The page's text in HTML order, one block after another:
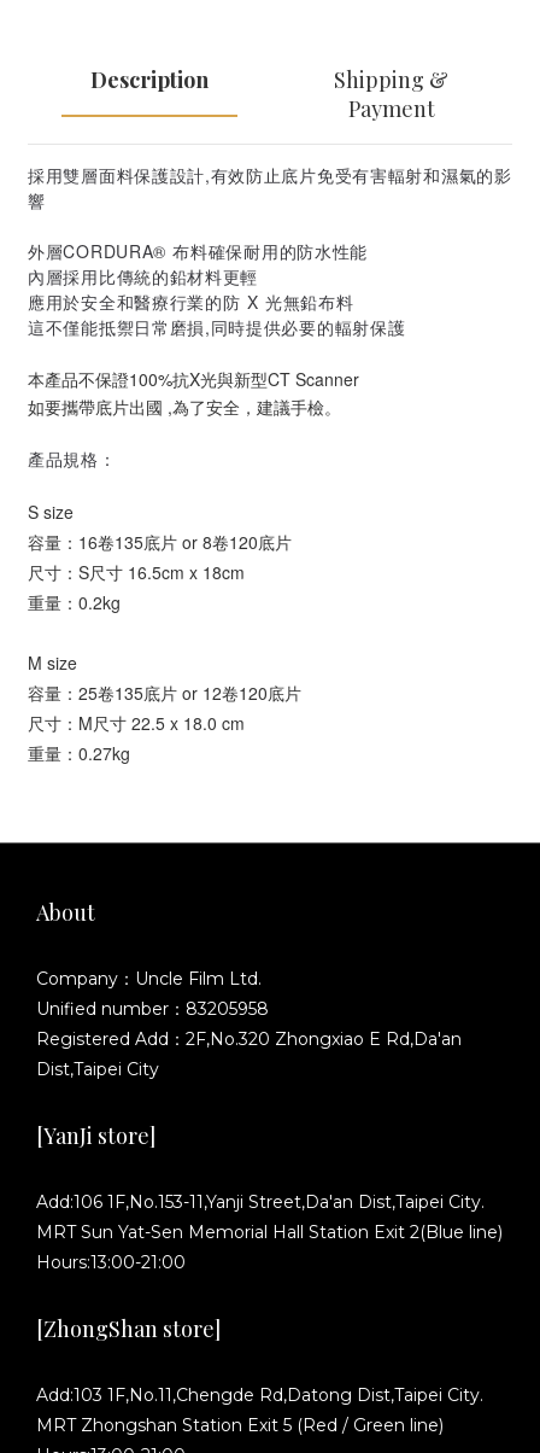
Description
Shipping &
Payment
採用雙層面料保護設計,有效防止底片免受有害輻射和濕氣的影
響
外層CORDURA® 布料確保耐用的防水性能
內層採用比傳統的鉛材料更輕
應用於安全和醫療行業的防 X 光無鉛布料
這不僅能抵禦日常磨損,同時提供必要的輻射保護
本產品不保證100%抗X光與新型CT Scanner
如要攜帶底片出國 ,為了安全，建議手檢。
產品規格：
S size
容量：16卷135底片 or 8卷120底片
尺寸： S尺寸 16.5cm x 18cm
重量：0.2kg
M size
容量：25卷135底片 or 12卷120底片
尺寸： M尺寸 22.5 x 18.0 cm
重量：0.27kg
About
Company：Uncle Film Ltd.
Unified number：83205958
Registered Add：2F,No.320 Zhongxiao E Rd,Da'an
Dist,Taipei City
[YanJi store]
Add:106 1F,No.153-11,Yanji Street,Da'an Dist,Taipei City.
MRT Sun Yat-Sen Memorial Hall Station Exit 2(Blue line)
Hours:13:00-21:00
[ZhongShan store]
Add:103 1F,No.11,Chengde Rd,Datong Dist,Taipei City.
MRT Zhongshan Station Exit 5 (Red / Green line)